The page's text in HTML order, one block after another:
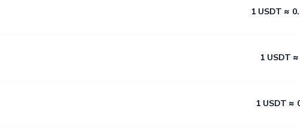
1 USDT ≈
1 USDT
1 USDT ≈